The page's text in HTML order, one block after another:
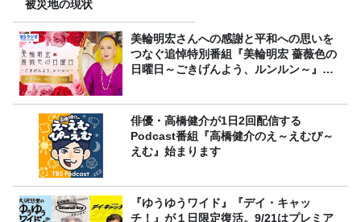
被災地の現状
美輪明宏さんへの感謝と平和への思いを
つなぐ追悼特別番組『美輪明宏 薔薇色の
日曜日～ごきげんよう、ルンルン～』
俳優・高橋健介が1日2回配信する
Podcast番組『高橋健介のえ～えむぴ～
えむ』始まります
『ゆうゆうワイド』『デイ・キャッ
チ！』が１日限定復活。9/21はプレミア